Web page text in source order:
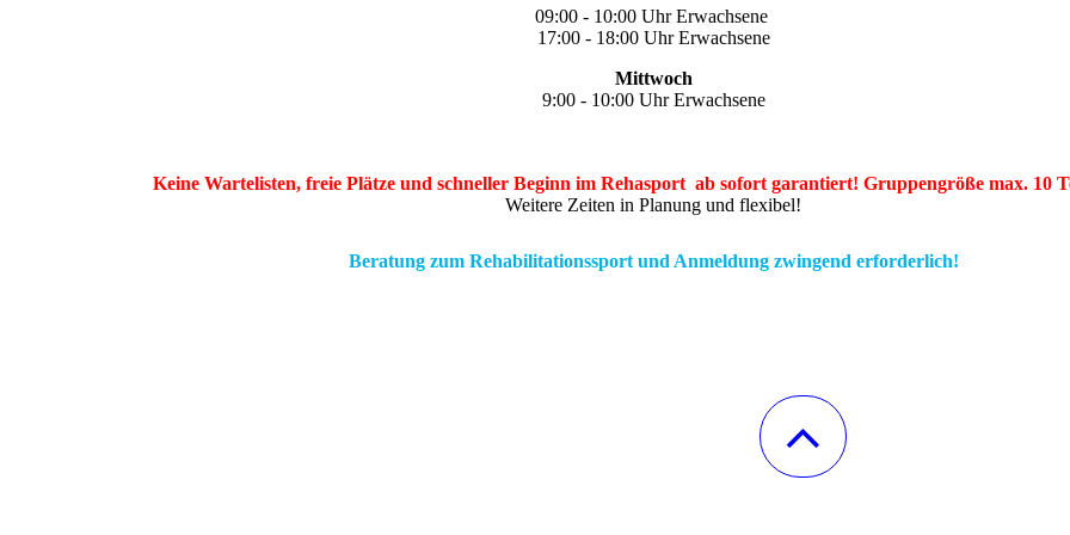
09:00 - 10:00 Uhr Erwachsene
17:00 - 18:00 Uhr Erwachsene
Mittwoch
9:00 - 10:00 Uhr Erwachsene
Keine Wartelisten, freie Plätze und schneller Beginn im Rehasport ab sofort garantiert! Gruppengröße max. 10
Weitere Zeiten in Planung und flexibel!
Beratung zum Rehabilitationssport und Anmeldungzwingend erforderlich!